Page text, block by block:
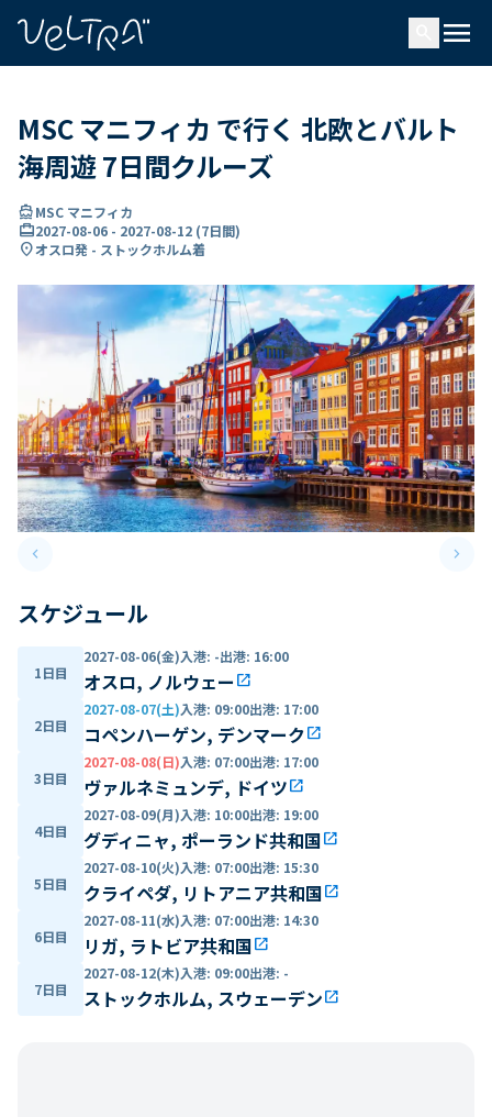
menu
MSC マニフィカ で行く 北欧とバルト
海周遊 7日間クルーズ
directions_boatMSC マニフィカ
card_travel2027-08-06 - 2027-08-12 (7日間)
location_onオスロ発 - ストックホルム着
keyboard_arrow_leftPrevious slide keyboard_arrow_right
スケジュール
1日目
2027-08-06(金)入港: -出港: 16:00
オスロ, ノルウェー open_in_new
2日目
2027-08-07(土)入港: 09:00出港: 17:00
コペンハーゲン, デンマークopen_in_new
3日目
2027-08-08(日)入港: 07:00出港: 17:00
ヴァルネミュンデ, ドイツopen_in_new
4日目
2027-08-09(月)入港: 10:00出港: 19:00
グディニャ, ポーランド共和国open_in_new
5日目
2027-08-10(火)入港: 07:00出港: 15:30
クライペダ, リトアニア共和国open_in_new
6日目
2027-08-11(水)入港: 07:00出港: 14:30
リガ, ラトビア共和国open_in_new
7日目
2027-08-12(木)入港: 09:00出港: -
ストックホルム, スウェーデンopen_in_new